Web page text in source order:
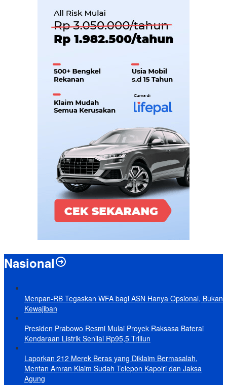
Nasional
Menpan-RB Tegaskan WFA bagi ASN Hanya Opsional, Bukan
Kewajiban
Presiden Prabowo Resmi Mulai Proyek Raksasa Baterai
Kendaraan Listrik Senilai Rp95,5 Triliun
Laporkan 212 Merek Beras yang Diklaim Bermasalah,
Mentan Amran Klaim Sudah Telepon Kapolri dan Jaksa
Agung